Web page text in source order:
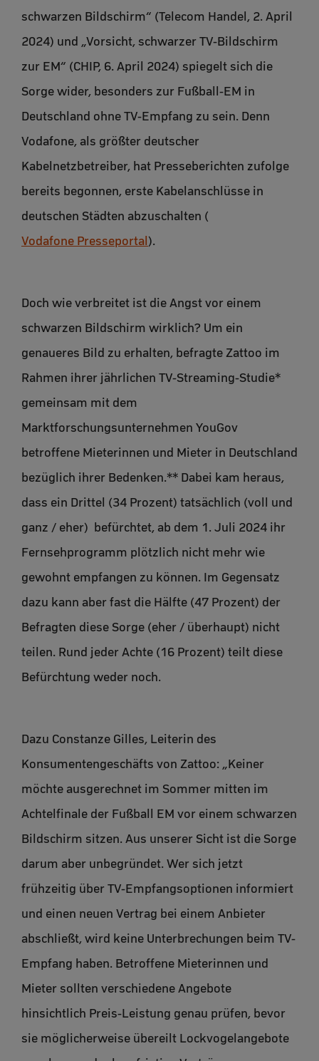
schwarzen Bildschirm“ (Telecom Handel, 2. April
2024) und „Vorsicht, schwarzer TV-Bildschirm
zur EM“ (CHIP, 6. April 2024) spiegelt sich die
Sorge wider, besonders zur Fußball-EM in
Deutschland ohne TV-Empfang zu sein. Denn
Vodafone, als größter deutscher
Kabelnetzbetreiber, hat Presseberichten zufolge
bereits begonnen, erste Kabelanschlüsse in
deutschen Städten abzuschalten (
Vodafone Presseportal ).
Doch wie verbreitet ist die Angst vor einem
schwarzen Bildschirm wirklich? Um ein
genaueres Bild zu erhalten, befragte Zattoo im
Rahmen ihrer jährlichen TV-Streaming-Studie*
gemeinsam mit dem
Marktforschungsunternehmen YouGov
betroffene Mieterinnen und Mieter in Deutschland
bezüglich ihrer Bedenken.** Dabei kam heraus,
dass ein Drittel (34 Prozent) tatsächlich (voll und
ganz / eher) befürchtet, ab dem 1. Juli 2024 ihr
Fernsehprogramm plötzlich nicht mehr wie
gewohnt empfangen zu können. Im Gegensatz
dazu kann aber fast die Hälfte (47 Prozent) der
Befragten diese Sorge (eher / überhaupt) nicht
teilen. Rund jeder Achte (16 Prozent) teilt diese
Befürchtung weder noch.
Dazu Constanze Gilles, Leiterin des
Konsumentengeschäfts von Zattoo: „Keiner
möchte ausgerechnet im Sommer mitten im
Achtelfinale der Fußball EM vor einem schwarzen
Bildschirm sitzen. Aus unserer Sicht ist die Sorge
darum aber unbegründet. Wer sich jetzt
frühzeitig über TV-Empfangsoptionen informiert
und einen neuen Vertrag bei einem Anbieter
abschließt, wird keine Unterbrechungen beim TV-
Empfang haben. Betroffene Mieterinnen und
Mieter sollten verschiedene Angebote
hinsichtlich Preis-Leistung genau prüfen, bevor
sie möglicherweise übereilt Lockvogelangebote